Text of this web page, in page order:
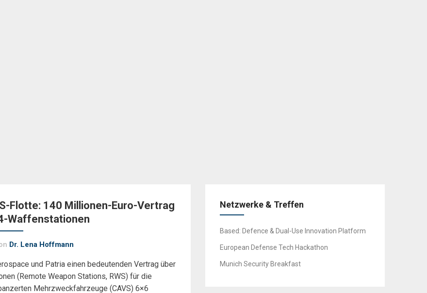
Flotte: 140 Millionen-Euro-Vertrag
Waffenstationen
Dr. Lena Hoffmann
und Patria einen bedeutenden Vertrag über
(Remote Weapon Stations, RWS) für die
Mehrzweckfahrzeuge (CAVS) 6×6
Netzwerke & Treffen
Based: Defence & Dual-Use Innovation Platform
European Defense Tech Hackathon
Munich Security Breakfast